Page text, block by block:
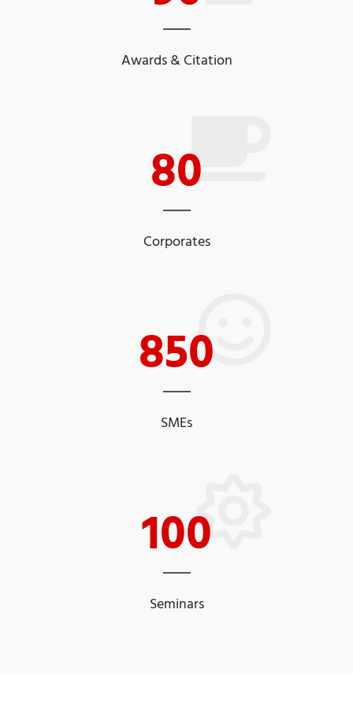
Awards & Citation
80
Corporates
850
SMEs
100
Seminars